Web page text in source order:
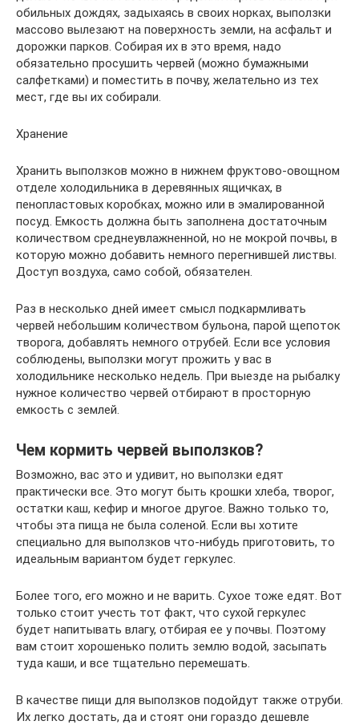
обильных дождях, задыхаясь в своих норках, выползки
массово вылезают на поверхность земли, на асфальт и
дорожки парков. Собирая их в это время, надо
обязательно просушить червей (можно бумажными
салфетками) и поместить в почву, желательно из тех
мест, где вы их собирали.
Хранение
Хранить выползков можно в нижнем фруктово-овощном
отделе холодильника в деревянных ящичках, в
пенопластовых коробках, можно или в эмалированной
посуд. Емкость должна быть заполнена достаточным
количеством среднеувлажненной, но не мокрой почвы, в
которую можно добавить немного перегнившей листвы.
Доступ воздуха, само собой, обязателен.
Раз в несколько дней имеет смысл подкармливать
червей небольшим количеством бульона, парой щепоток
творога, добавлять немного отрубей. Если все условия
соблюдены, выползки могут прожить у вас в
холодильнике несколько недель. При выезде на рыбалку
нужное количество червей отбирают в просторную
емкость с землей.
Чем кормить червей выползков?
Возможно, вас это и удивит, но выползки едят
практически все. Это могут быть крошки хлеба, творог,
остатки каш, кефир и многое другое. Важно только то,
чтобы эта пища не была соленой. Если вы хотите
специально для выползков что-нибудь приготовить, то
идеальным вариантом будет геркулес.
Более того, его можно и не варить. Сухое тоже едят. Вот
только стоит учесть тот факт, что сухой геркулес
будет напитывать влагу, отбирая ее у почвы. Поэтому
вам стоит хорошенько полить землю водой, засыпать
туда каши, и все тщательно перемешать.
В качестве пищи для выползков подойдут также отруби.
Их легко достать, да и стоят они гораздо дешевле